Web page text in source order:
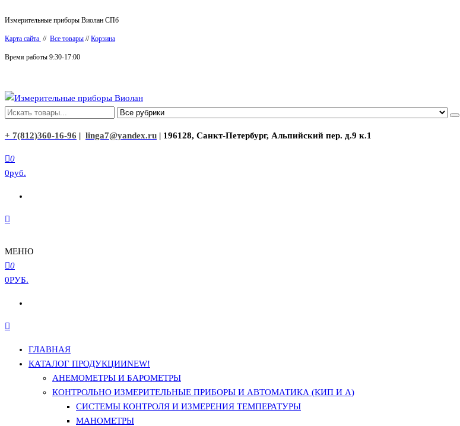
к
содержимому
Измерительные приборы Виолан СПб
Карта сайта // Все товары //Корзина
Время работы 9:30-17:00
Измерительные приборы Виолан
+ 7(812)360-16-96 | linga7@yandex.ru | 196128, Санкт-Петербург, Альпийский пер. д.9 к.1
0
0руб.
МЕНЮ
0
0РУБ.
ГЛАВНАЯ
КАТАЛОГ ПРОДУКЦИИNEW!
АНЕМОМЕТРЫ И БАРОМЕТРЫ
КОНТРОЛЬНО ИЗМЕРИТЕЛЬНЫЕ ПРИБОРЫ И АВТОМАТИКА (КИП И А)
СИСТЕМЫ КОНТРОЛЯ И ИЗМЕРЕНИЯ ТЕМПЕРАТУРЫ
МАНОМЕТРЫ